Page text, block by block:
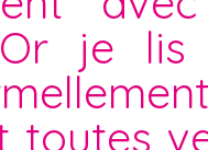
je
toutes